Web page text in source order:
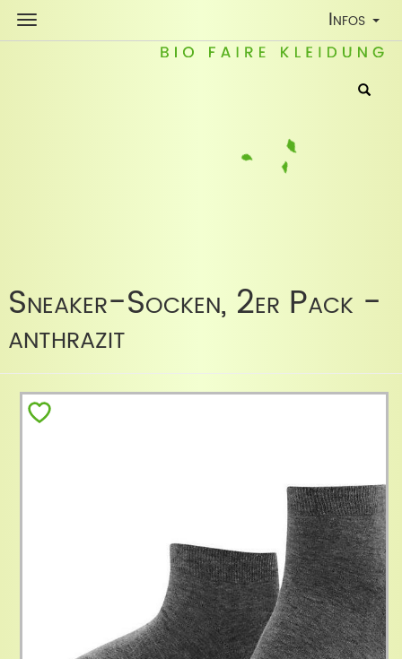
Toggle
Infos
Sneaker-Socken, 2er Pack -
anthrazit